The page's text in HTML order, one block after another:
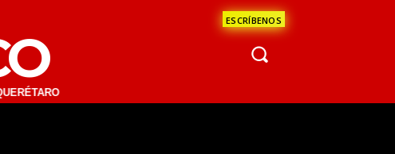
ESCRÍBENOS
103.1 FM | SAN JUAN DEL RÍO 93.1 FM | GUADALAJARA 1510 AM | LA